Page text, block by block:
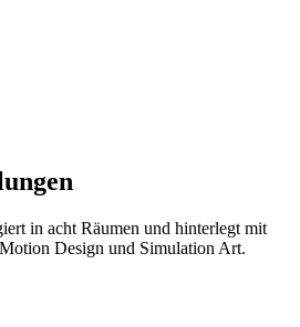
in acht Räumen und hinterlegt mit
Design und Simulation Art.